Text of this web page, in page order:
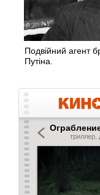
Подвійний агент
Путіна.